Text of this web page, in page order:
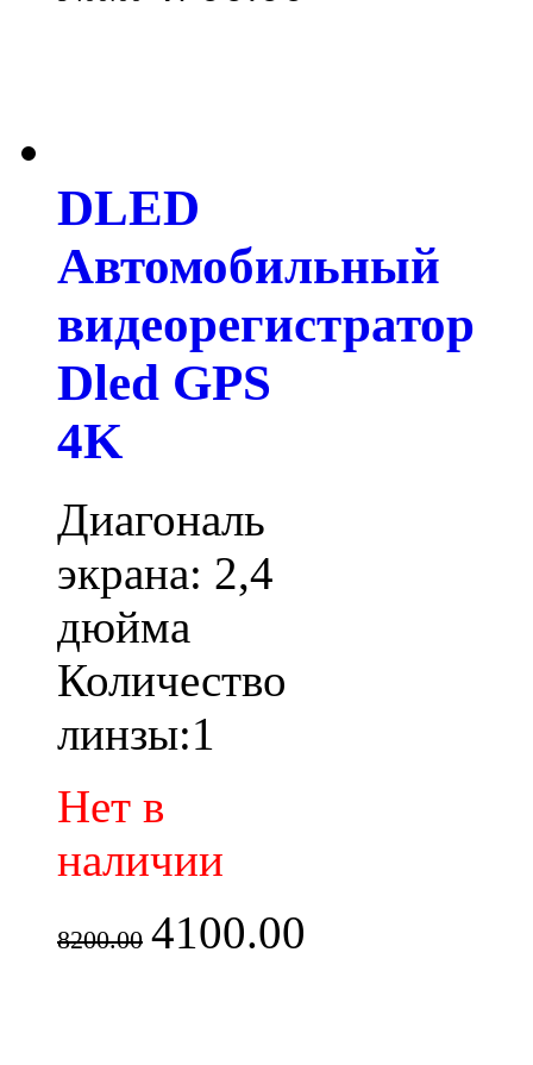
DLED
Автомобильный
видеорегистратор
Dled GPS
4K
Диагональ
экрана: 2,4
дюйма
Количество
линзы:1
Нет в
наличии
8200.00 4100.00